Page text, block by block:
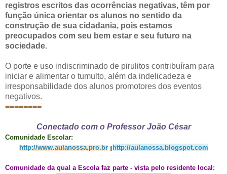
registros escritos das ocorrências negativas, têm por
função única orientar os alunos no sentido da
construção de sua cidadania, pois estamos
preocupados com seu bem estar e seu futuro na
sociedade.
O porte e uso indiscriminado de pirulitos contribuíram para
iniciar e alimentar o tumulto, além da indelicadeza e
irresponsabilidade dos alunos promotores dos eventos
negativos.
========
Conectado com o Professor João César
Comunidade Escolar:
http://www.aulanossa.pro.br || http://aulanossa.blogspot.com
Comunidade da qual a Escola faz parte - vista pelo residente local: